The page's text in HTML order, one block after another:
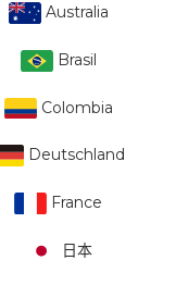
Australia
Brasil
Colombia
Deutschland
France
日本